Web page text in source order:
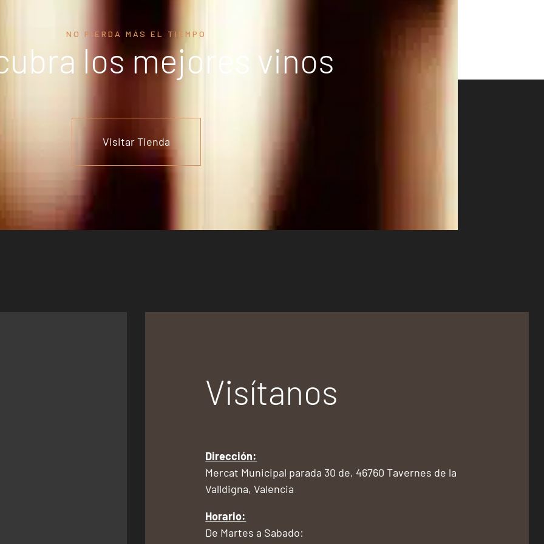
NO PIERDA MÁS EL TIEMPO
los mejores vinos
Visitar Tienda
Visítanos
Dirección:
Mercat Municipal parada 30 de, 46760 Tavernes de la
Valldigna, Valencia
Horario:
De Martes a Sabado: